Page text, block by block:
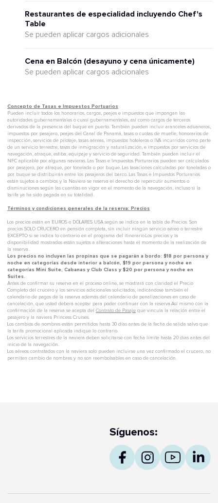
Restaurantes de especialidad incluyendo Chef's
Table
Se pueden aplicar cargos adicionales
Cena en Balcón (desayuno y cena únicamente)
Se pueden aplicar cargos adicionales
Concepto de Tasas e Impuestos Portuarios
Pueden incluir todos los honorarios, cargos, peajes e impuestos que impongan las
autoridades gubernamentales o cuasi gubernamentales, así como cargos de terceros
derivados de la presencia del buque en puerto. También pueden incluir aranceles aduaneros,
impuestos por pasajero, peajes del Canal de Panamá, tasas o cuotas de muelle, honorarios de
inspección, servicios de pilotaje, tasas aéreas, impuestos hoteleros o IVA incurridos como parte
de un servicio terrestre, tasas de inmigración y naturalización, e impuestos por servicios de
navegación, atraque, estiba, equipaje y servicio de seguridad. También pueden incluir el
NFC aplicable por algunas navieras. Las Tasas e Impuestos Porturarios pueden ser calculados
por pasajero, por atraque, por tonelada o por buque. Las tasaciones calculadas por toneladas o
por buque se distribuirán entre los pasajeros del barco. Las Tasas e Impuestos Porturarios
están sujetos a cambios y la Naviera se reserva el derecho de repercutir aumentos o
disminuciones según las cuantías en vigor en el momento de la navegación, incluso si la
tarifa ya ha sido pagada en su totalidad.
Términos y condiciones generales de la reserva: Precios
Los precios están en EUROS o DÓLARES USA según se indica en la tabla de Precios. Son
precios SOLO CRUCERO en pensión completa, sin incluir ningún servicio aéreo o terrestre
EXCEPTO si se indica lo contrario en el programa del itinerario.Los precios y la
disponibilidad mostrados están sujetos a alteraciones hasta el momento de la realización de
la reserva.
Los precios no incluyen las propinas que se pagarán a bordo: $18 por persona y
noche en categorías desde interior a balcón, $19 por persona y noche en
categorías Mini Suite, Cabanas y Club Class y $20 por persona y noche en
Suites.
Antes de confirmar su reserva en el proceso online, se mostrará con claridad el Precio
Completo del crucero y los servicios adicionales solicitados, indicándose también el
calendario de pagos de la reserva además del calendario de penalizaciones en caso de
cancelación, que usted deberá aceptar para poder continuar con la reserva.Así mismo con la
confirmación de la reserva se acepta del Contrato de Pasaje que vincula la relación entre el
pasajero y la naviera Princess Cruises.
Los cambios de nombres están permitidos hasta 30 días antes de la fecha de salida salvo que
la tarifa promocional aplicada indique lo contrario.
Los servicios terrestres de la naviera deben solicitarse con fecha límite hasta 20 días antes del
inicio de la navegación.
Los aéreos contratados con la naviera solo pueden incluirse una vez confirmado el crucero, no
permiten cambio de nombres y no son reembolsables en caso de cancelación.
Síguenos: